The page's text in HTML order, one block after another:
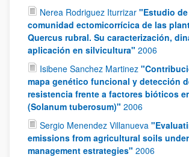
Nerea Rodriguez Iturrizar "Estudio
comunidad ectomicorrícica de las
Quercus rubral. Su caracterización,
aplicación en silvicultura" 2006
Isibene Sanchez Martinez
mapa genético funcional y detección
resistencia frente a factores bióticos
(Solanum tuberosum)" 2006
Sergio Menendez Villanueva
emissions from agricultural soils
management estrategies" 2006